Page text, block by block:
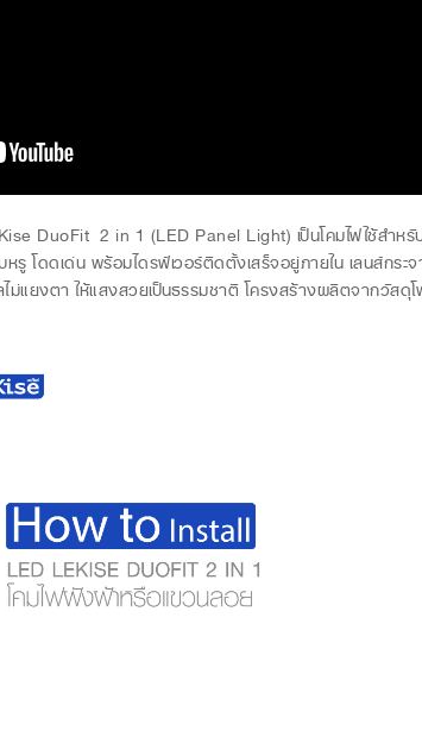
DuoFit 2 in 1 (LED Panel Light) เป็นโคมไฟใช้สำห
หรู โดดเด่น พร้อมไดรฟ์เวอร์ติดตั้งเสร็จอยู่ภายใน เลนส์ก
ม่แยงตา ให้แสงสวยเป็นธรรมชาติ โครงสร้างผลิตจากวั